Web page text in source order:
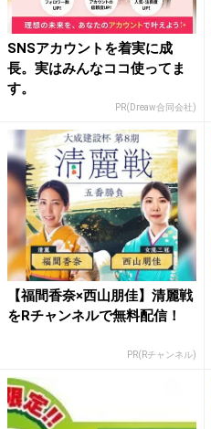
SNSアカウントを着実に成
長。実はみんなココ使ってま
す。
PR(Dreaw合同会社)
【福間香奈×西山朋佳】清麗戦
をRチャンネルで無料配信！
PR(Rチャンネル)